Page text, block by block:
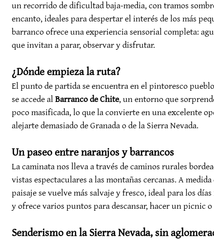
un recorrido de dificultad baja-media, con tramos
encanto, ideales para despertar el interés de los más
barranco ofrece una experiencia sensorial completa:
que invitan a parar, observar y disfrutar.
¿Dónde empieza la ruta?
El punto de partida se encuentra en el pintoresco
se accede al Barranco de Chite, un entorno que
poco masificada, lo que la convierte en una excelente
alejarte demasiado de Granada o de la Sierra Nevada.
Un paseo entre naranjos y barrancos
La caminata nos lleva a través de caminos rurales
vistas espectaculares a las montañas cercanas. A
paisaje se vuelve más salvaje y fresco, ideal para los
y ofrece varios puntos para descansar, hacer un picnic
Senderismo en la Sierra Nevada, sin